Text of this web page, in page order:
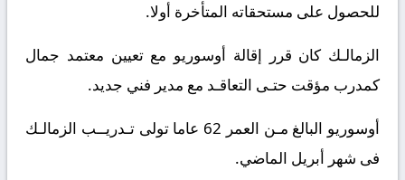
للحصول على مستحقاته المتأخرة أولا.
الزمالـك كان قرر إقالة أوسوريو مع تعيين معتمد جمال
كمدرب مؤقت حتـى التعاقـد مع مدير فني جديد.
أوسوريو البالغ مـن العمر 62 عاما تولى تـدريــب الزمالـك
فى شهر أبريل الماضي.